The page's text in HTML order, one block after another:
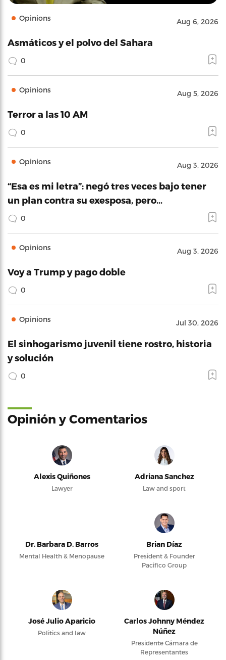
Opinions Aug 6, 2026
Asmáticos y el polvo del Sahara
0
Opinions Aug 5, 2026
Terror a las 10 AM
0
Opinions Aug 3, 2026
“Esa es mi letra”: negó tres veces bajo tener
un plan contra su exesposa, pero…
0
Opinions Aug 3, 2026
Voy a Trump y pago doble
0
Opinions Jul 30, 2026
El sinhogarismo juvenil tiene rostro, historia
y solución
0
Opinión y Comentarios
Alexis Quiñones
Lawyer
Adriana Sanchez
Law and sport
Dr. Barbara D. Barros
Mental Health & Menopause
Brian Díaz
President & Founder
Pacifico Group
José Julio Aparicio
Politics and law
Carlos Johnny Méndez
Núñez
Presidente Cámara de
Representantes